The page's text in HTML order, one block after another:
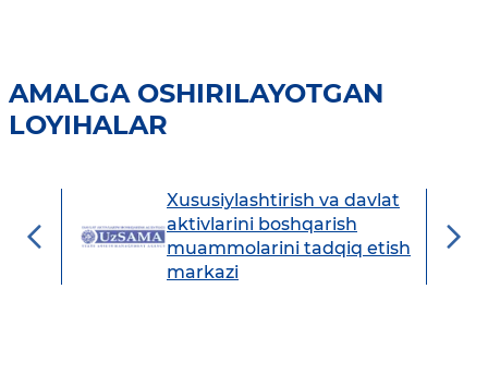
AMALGA OSHIRILAYOTGAN
LOYIHALAR
Xususiylashtirish va davlat
aktivlarini boshqarish
muammolarini tadqiq etish
markazi